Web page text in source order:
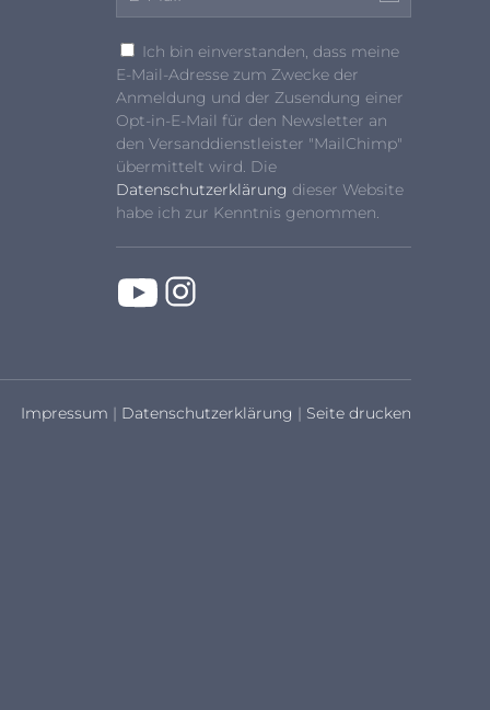
Ich bin einverstanden, dass meine
E-Mail-Adresse zum Zwecke der
Anmeldung und der Zusendung einer
Opt-in-E-Mail für den Newsletter an
den Versanddienstleister "MailChimp"
übermittelt wird. Die
Datenschutzerklärung dieser Website
habe ich zur Kenntnis genommen.
Impressum | Datenschutzerklärung | Seite drucken